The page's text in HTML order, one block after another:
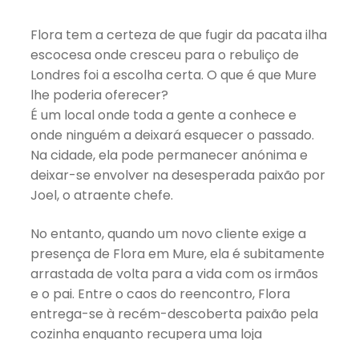
Flora tem a certeza de que fugir da pacata ilha
escocesa onde cresceu para o rebuliço de
Londres foi a escolha certa. O que é que Mure
lhe poderia oferecer?
É um local onde toda a gente a conhece e
onde ninguém a deixará esquecer o passado.
Na cidade, ela pode permanecer anónima e
deixar-se envolver na desesperada paixão por
Joel, o atraente chefe.
No entanto, quando um novo cliente exige a
presença de Flora em Mure, ela é subitamente
arrastada de volta para a vida com os irmãos
e o pai. Entre o caos do reencontro, Flora
entrega-se à recém-descoberta paixão pela
cozinha enquanto recupera uma loja